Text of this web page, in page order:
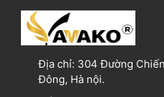
Địa chỉ: 304 Đường
Đông, Hà nội.